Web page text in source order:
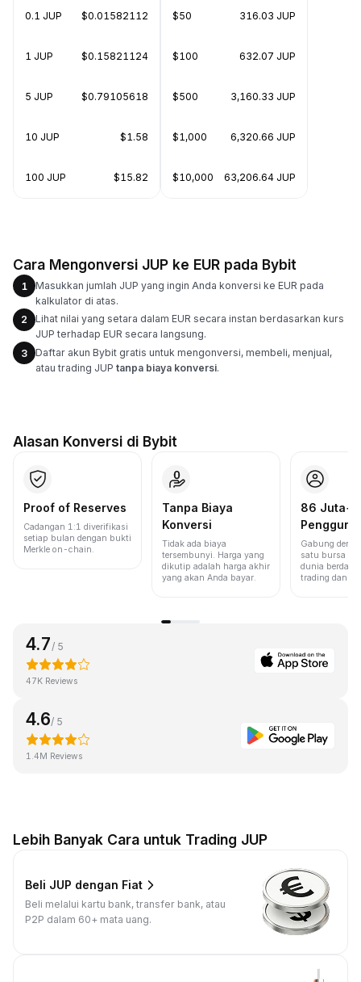
0.1 JUP $0.01582112
1 JUP $0.15821124
5 JUP $0.79105618
10 JUP $1.58
100 JUP $15.82
$50 316.03 JUP
$100 632.07 JUP
$500 3,160.33 JUP
$1,000 6,320.66 JUP
$10,000 63,206.64 JUP
Cara Mengonversi JUP ke EUR pada Bybit
1
Masukkan jumlah JUP yang ingin Anda konversi ke EUR pada
kalkulator di atas.
2
Lihat nilai yang setara dalam EUR secara instan berdasarkan kurs
JUP terhadap EUR secara langsung.
3
Daftar akun Bybit gratis untuk mengonversi, membeli, menjual,
atau trading JUP tanpa biaya konversi.
Alasan Konversi di Bybit
Proof of Reserves
Cadangan 1:1 diverifikasi
setiap bulan dengan bukti
Merkle on-chain.
Tanpa Biaya
Konversi
Tidak ada biaya
tersembunyi. Harga yang
dikutip adalah harga akhir
yang akan Anda bayar.
86 Juta+
Pengguna
Gabung
satu bursa
dunia
trading dan
4.7 / 5
47K Reviews
4.6/ 5
1.4M Reviews
Lebih Banyak Cara untuk Trading JUP
Beli JUP dengan Fiat
Beli melalui kartu bank, transfer bank, atau
P2P dalam 60+ mata uang.